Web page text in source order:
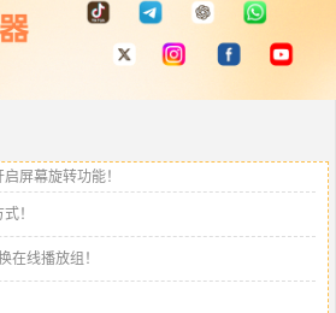
屏幕旋转功能！
！
在线播放组！